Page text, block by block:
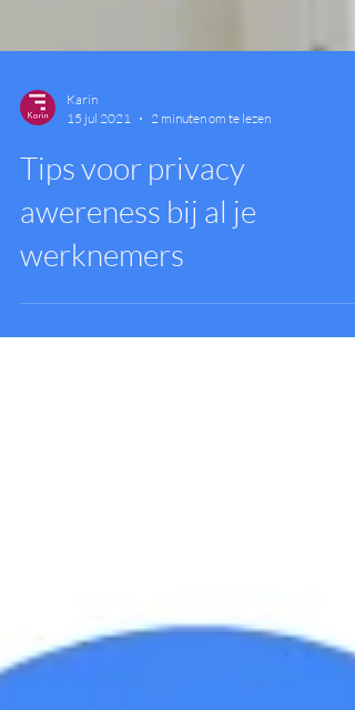
15 jul 2021
2 minuten om te lezen
Tips voor privacy
awereness bij al je
werknemers